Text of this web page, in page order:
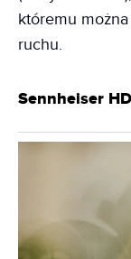
któremu
ruchu.
Sennheiser